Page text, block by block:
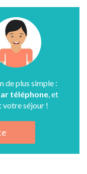
de plus simple :
téléphone , et
votre séjour !